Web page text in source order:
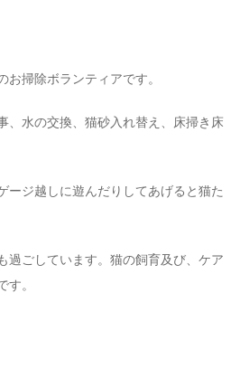
掃除ボランティアです。
、水の交換、猫砂入れ替え、床掃き床
ージ越しに遊んだりしてあげると猫た
過ごしています。猫の飼育及び、ケア
す。